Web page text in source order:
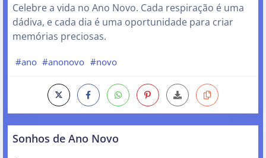
Celebre a vida no Ano Novo. Cada respiração é uma
dádiva, e cada dia é uma oportunidade para criar
memórias preciosas.
#ano #anonovo #novo
Sonhos de Ano Novo